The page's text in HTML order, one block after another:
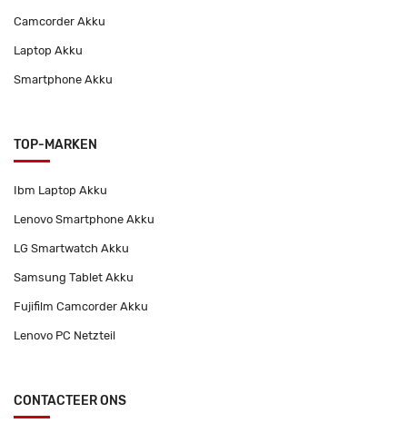
Camcorder Akku
Laptop Akku
Smartphone Akku
TOP-MARKEN
Ibm Laptop Akku
Lenovo Smartphone Akku
LG Smartwatch Akku
Samsung Tablet Akku
Fujifilm Camcorder Akku
Lenovo PC Netzteil
CONTACTEER ONS